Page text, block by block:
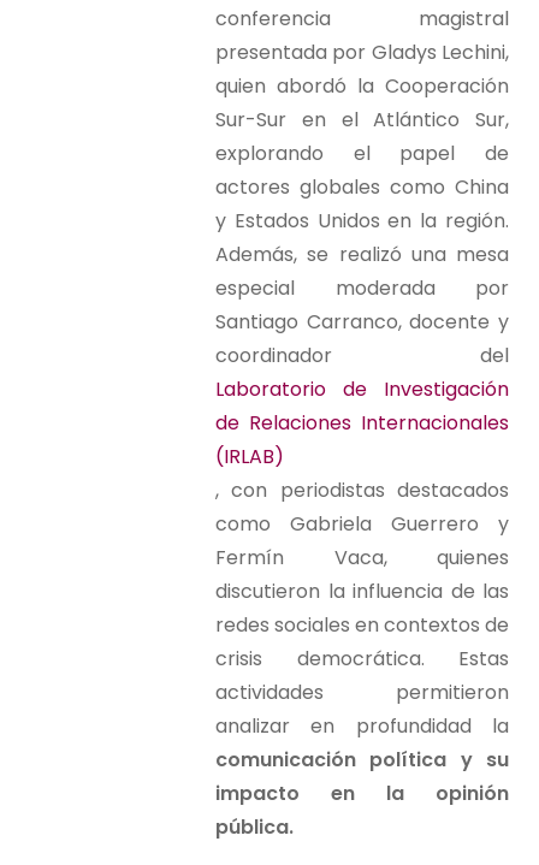
conferencia magistral
presentada por Gladys Lechini,
quien abordó la Cooperación
Sur-Sur en el Atlántico Sur,
explorando el papel de
actores globales como China
y Estados Unidos en la región.
Además, se realizó una mesa
especial moderada por
Santiago Carranco, docente y
coordinador del
Laboratorio de Investigación
de Relaciones Internacionales
(IRLAB)
, con periodistas destacados
como Gabriela Guerrero y
Fermín Vaca, quienes
discutieron la influencia de las
redes sociales en contextos de
crisis democrática. Estas
actividades permitieron
analizar en profundidad la
comunicación política y su
impacto en la opinión
pública.